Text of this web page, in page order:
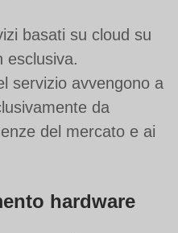
basati su cloud su
esclusiva.
servizio avvengono a
da
del mercato e ai
hardware